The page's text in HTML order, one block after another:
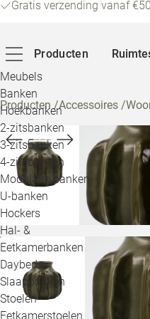
Gratis verzending vanaf €50
Producten
Meubels
Banken
Hoekbanken
2-zitsbanken
3-zitsbanken
4-zitsbanken
Modulaire banken
U-banken
Hockers
Hal- &
Eetkamerbanken
Daybeds
Slaapbanken
Stoelen
Eetkamerstoelen
Producten/Accessoires /